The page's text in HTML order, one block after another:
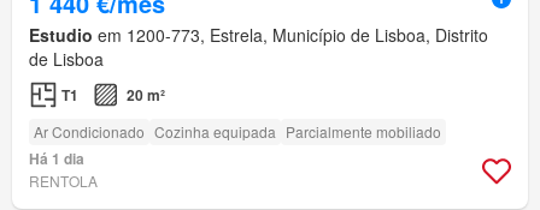
Estudio em 1200-773, Estrela, Município de Lisboa, Distrito
de Lisboa
T1 20 m²
Ar Condicionado Cozinha equipada Parcialmente mobiliado
Há 1 dia
RENTOLA